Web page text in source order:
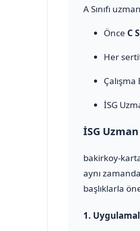
A Sınıfı
Önce C
Her
İSG
İSG
bakirkoy-
aynı
başlıklarla
1.